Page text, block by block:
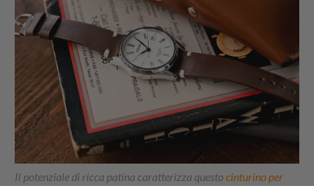
Il potenziale di ricca patina caratterizza questocinturino per